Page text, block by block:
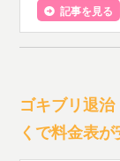
記事を見る
ゴキブリ退
くで料金表